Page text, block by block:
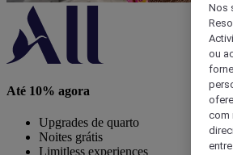
Até 10% agora
Upgrades de quarto
Noites grátis
Limitless experiences
Nos
ou
com